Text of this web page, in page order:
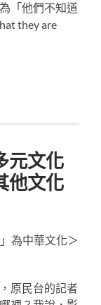
「他們不知道
they are
元文化
他文化
為中華文化＞
原民台的記者